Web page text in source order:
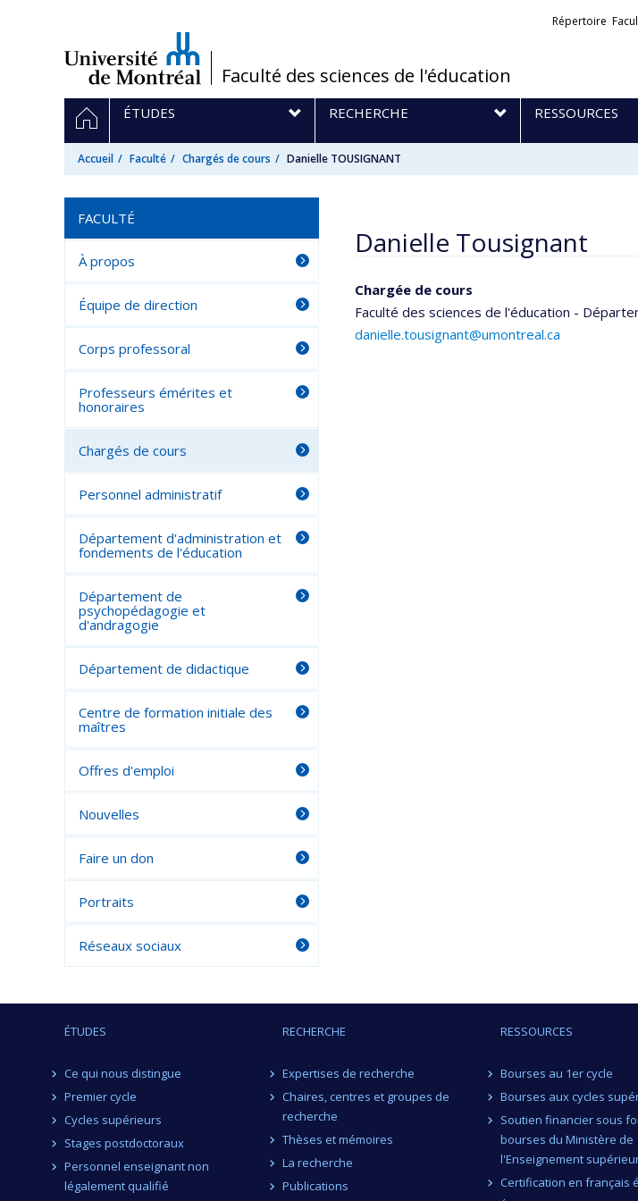
/Faculté des sciences de l'éducation
Liens
Répertoire
Navigation
principale
ACCUEIL
ÉTUDES RECHERCHE RESSOURCES
Accueil Faculté Chargés de cours Danielle TOUSIGNANT
Danielle Tousignant
Chargée de cours
Faculté des sciences de l'éducation -
danielle.tousignant@umontreal.ca
FACULTÉ
À propos
Équipe de direction
Corps professoral
Professeurs émérites et
honoraires
Chargés de cours
Personnel administratif
Département d'administration et
fondements de l'éducation
Département de
psychopédagogie et
d'andragogie
Département de didactique
Centre de formation initiale des
maîtres
Offres d'emploi
Nouvelles
Faire un don
Portraits
Réseaux sociaux
ÉTUDES
Ce qui nous distingue
Premier cycle
Cycles supérieurs
Stages postdoctoraux
Personnel enseignant non
légalement qualifié
RECHERCHE
Expertises de recherche
Chaires, centres et groupes de
recherche
Thèses et mémoires
La recherche
Publications
RESSOURCES
Bourses au 1er cycle
Bourses aux cycles
Soutien financier sous
bourses du Ministère de
l'Enseignement
Certification en français